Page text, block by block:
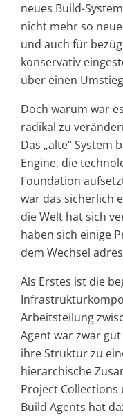
neues Build-
nicht mehr so
und auch für
konservativ
über einen
Doch warum war
radikal zu
Das „alte“ System
Engine, die
Foundation
war das sicherlich
die Welt hat sich
haben sich einige
dem Wechsel
Als Erstes ist die
Arbeitsteilung
Agent war zwar
ihre Struktur zu
hierarchische
Project
Build Agents hat